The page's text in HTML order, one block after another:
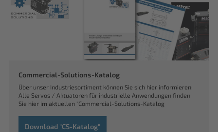
Commercial-Solutions-Katalog
Über unser Industriesortiment können Sie sich hier informieren:
Alle Servos / Aktuatoren für industrielle Anwendungen finden
Sie hier im aktuellen "Commercial-Solutions-Katalog
Download "CS-Katalog"